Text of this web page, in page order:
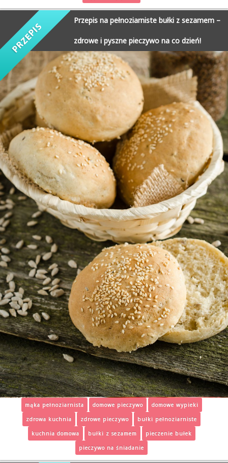
Przepis na pełnoziarniste bułki z sezamem –
zdrowe i pyszne pieczywo na co dzień!
mąka pełnoziarnista domowe pieczywo
domowe wypieki
zdrowa kuchnia
zdrowe pieczywo
bułki pełnoziarniste
kuchnia domowa
bułki z sezamem
pieczenie bułek
pieczywo na śniadanie